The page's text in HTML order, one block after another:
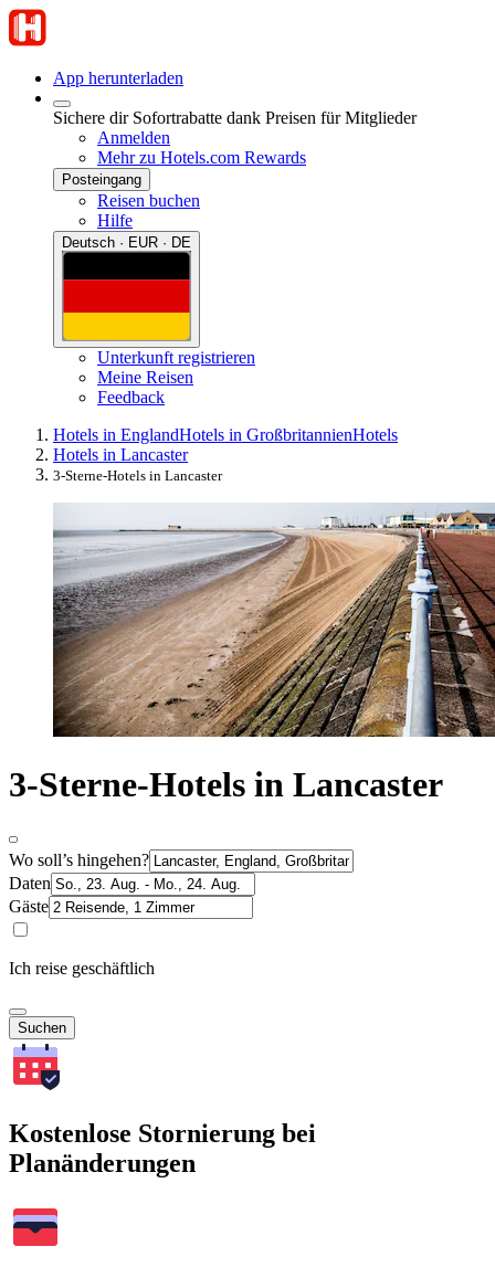
App herunterladen
Sichere dir Sofortrabatte dank Preisen für Mitglieder
Anmelden
Mehr zu Hotels.com Rewards
Posteingang
Reisen buchen
Hilfe
Deutsch · EUR · DE
Unterkunft registrieren
Meine Reisen
Feedback
Hotels in EnglandHotels in GroßbritannienHotels
Hotels in Lancaster
3-Sterne-Hotels in Lancaster
3-Sterne-Hotels in Lancaster
Wo soll’s hingehen?
Daten
Gäste
Ich reise geschäftlich
Suchen
Kostenlose Stornierung bei
Planänderungen